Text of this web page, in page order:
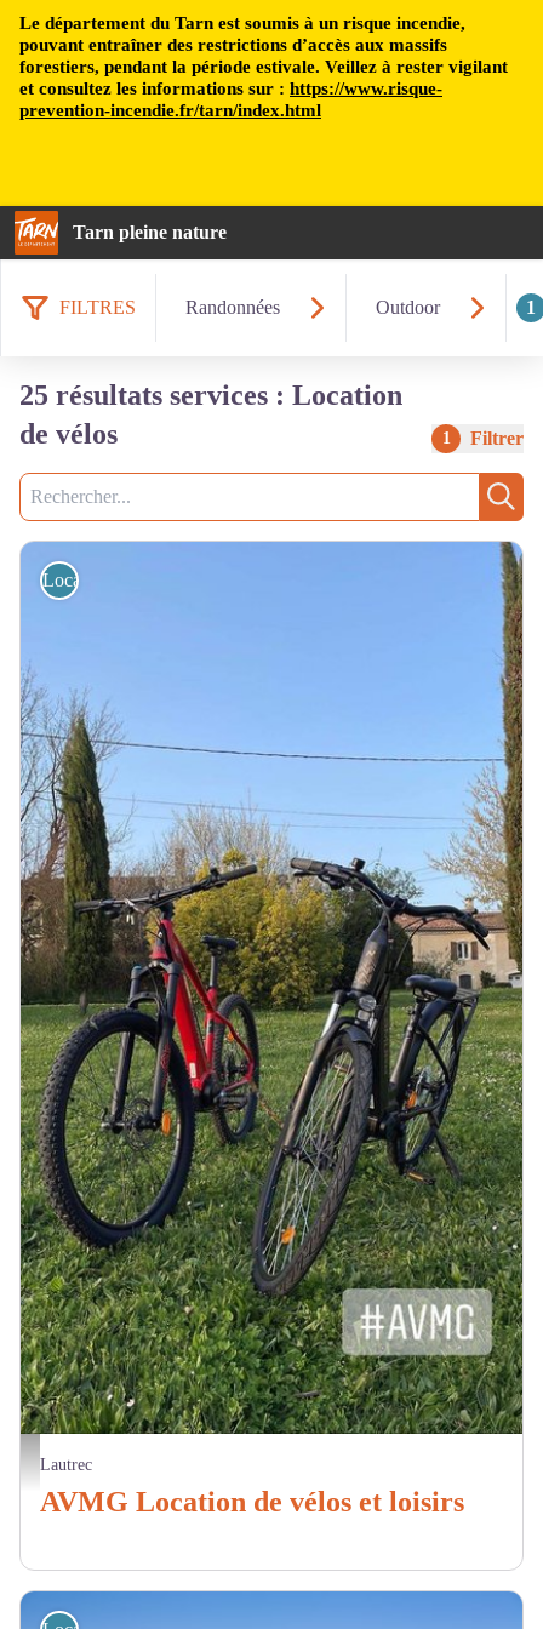
Le département du Tarn est soumis à un risque incendie,
pouvant entraîner des restrictions d’accès aux massifs
forestiers, pendant la période estivale. Veillez à rester vigilant
et consultez les informations sur : https://www.risque-
prevention-incendie.fr/tarn/index.html
Tarn pleine nature
FILTRES Randonnées Outdoor 1
25 résultats services : Location
de vélos
1 Filtrer
Recherche
Vélos - AVMG
Location de vélos
Lautrec
AVMG Location de vélos et loisirs